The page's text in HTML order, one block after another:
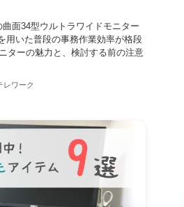
面34型ウルトラワイドモニター
用いた普段の事務作業効率が格段
ターの魅力と、検討する前の注意
レワーク